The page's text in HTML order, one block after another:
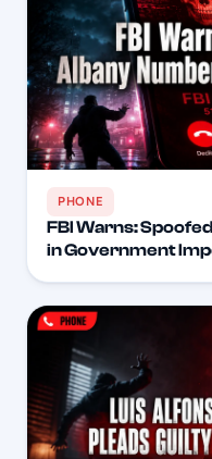
PHONE
FBI Warns:
in Government